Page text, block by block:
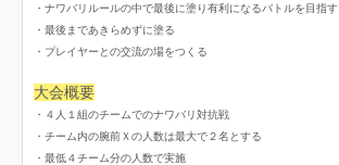
・ナワバリルールの中で最後に塗り有利になるバトルを目指す
・最後まであきらめずに塗る
・プレイヤーとの交流の場をつくる
大会概要
・４人１組のチームでのナワバリ対抗戦
・チーム内の腕前Ｘの人数は最大で２名とする
・最低４チーム分の人数で実施